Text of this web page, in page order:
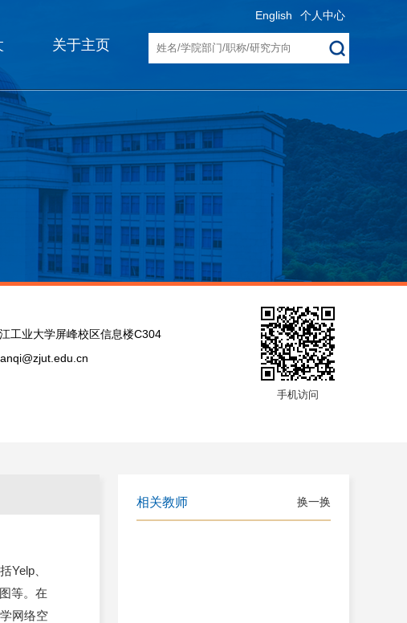
English 个人中心
关于主页
工业大学屏峰校区信息楼C304
手机访问
Yelp、
等。在
网络空